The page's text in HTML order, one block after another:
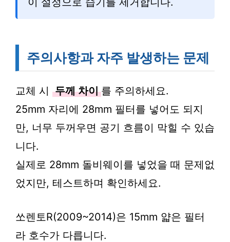
주의사항과 자주 발생하는 문제
교체 시 두께 차이 를 주의하세요.
25mm 자리에 28mm 필터를 넣어도 되지
만, 너무 두꺼우면 공기 흐름이 막힐 수 있습
니다.
실제로 28mm 돌비웨이를 넣었을 때 문제없
었지만, 테스트하며 확인하세요.
쏘렌토R(2009~2014)은 15mm 얇은 필터
라 호수가 다릅니다.